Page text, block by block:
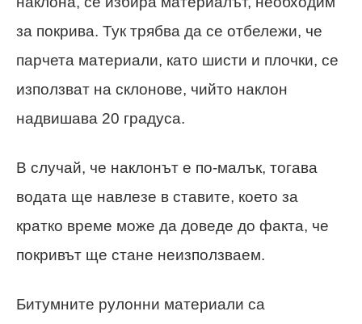
за покрива. Тук трябва да се отбележи, че
парчета материали, като шисти и плочки, се
използват на склонове, чийто наклон
надвишава 20 градуса.
В случай, че наклонът е по-малък, тогава
водата ще навлезе в ставите, което за
кратко време може да доведе до факта, че
покривът ще стане неизползваем.
Битумните рулонни материали са